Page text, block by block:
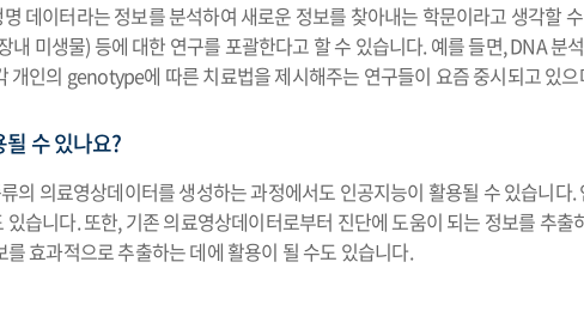
데이터라는 정보를 분석하여 새로운 정보를 찾아내는 학문이라고 생각할
미생물) 등에 대한 연구를 포괄한다고 할 수 있습니다. 예를 들면, DNA 분
개인의 genotype에 따른 치료법을 제시해주는 연구들이 요즘 중시되고 있
수 있나요?
의료영상데이터를 생성하는 과정에서도 인공지능이 활용될 수 있습니다
습니다. 또한, 기존 의료영상데이터로부터 진단에 도움이 되는 정보를 추
효과적으로 추출하는 데에 활용이 될 수도 있습니다.